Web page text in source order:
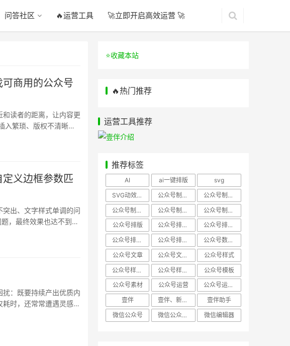
问答社区 🔥运营工具 🚀立即开启高效运营 🚀
商用的公众号
读者的距离，让内容更
入繁琐、版权不清晰的
义边框参数匹
出、文字样式单调的问
，最终效果也达不到预
：既要持续产出优质内
时，还常常遭遇灵感瓶
⭐️收藏本站
🔥热门推荐
运营工具推荐
推荐标签
AI ai一键排版
svg
SVG动效样式
公众号制作、公众号排版
公众号制作、公众号模板
公众号制作、微信编辑器
公众号制作，公众号排版
公众号制作，公众号排版、微信编辑器
公众号排版
公众号排版，公众号模板
公众号排版，公众号素材
公众号排版，微信编辑器
公众号排版，排版样式
公众号数据分析
公众号文章
公众号文章、公众号运营
公众号样式
公众号样式，微信公众号排版
公众号样式，微信编辑器
公众号模板
公众号素材
公众号运营
公众号运营，公众号编辑器
壹伴
壹伴、新媒体运营
壹伴助手
微信公众号
微信公众号，样式模板、公众号样式 微信编辑器